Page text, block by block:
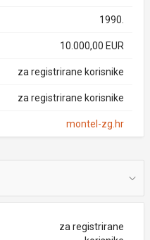
1990.
10.000,00 EUR
za registrirane korisnike
za registrirane korisnike
montel-zg.hr
za registrirane